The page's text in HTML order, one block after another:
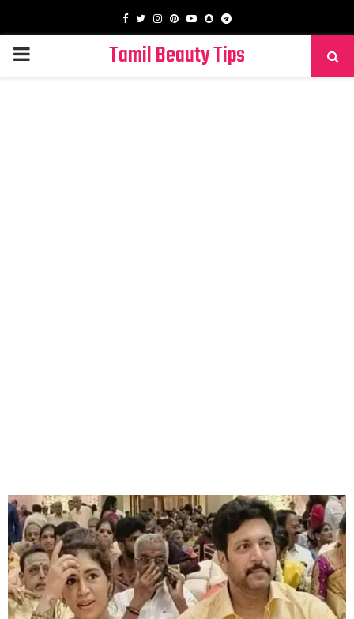
Facebook
TwitterInstagram
PinterestYoutube
SnapchatTelegram
PRIMARY
Tamil Beauty Tips